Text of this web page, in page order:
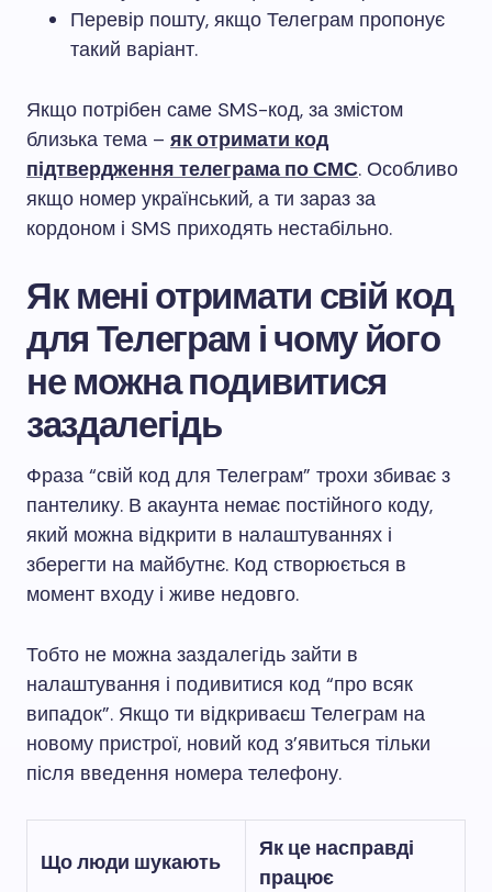
Перевір пошту, якщо Телеграм пропонує
такий варіант.
Якщо потрібен саме SMS-код, за змістом
близька тема – як отримати код
підтвердження телеграма по СМС. Особливо
якщо номер український, а ти зараз за
кордоном і SMS приходять нестабільно.
Як мені отримати свій код
для Телеграм і чому його
не можна подивитися
заздалегідь
Фраза “свій код для Телеграм” трохи збиває з
пантелику. В акаунта немає постійного коду,
який можна відкрити в налаштуваннях і
зберегти на майбутнє. Код створюється в
момент входу і живе недовго.
Тобто не можна заздалегідь зайти в
налаштування і подивитися код “про всяк
випадок”. Якщо ти відкриваєш Телеграм на
новому пристрої, новий код з’явиться тільки
після введення номера телефону.
Що люди шукають
Як це насправді
працює